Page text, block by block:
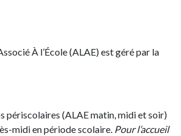
À l’École (ALAE) est géré par la
périscolaires (ALAE matin, midi et soir)
midi en période scolaire. Pour l’accueil